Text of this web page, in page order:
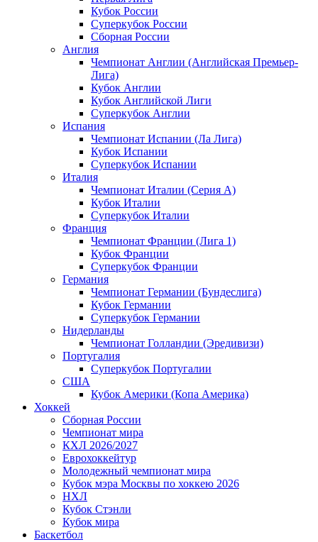
Кубок России
Суперкубок России
Сборная России
Англия
Чемпионат Англии (Английская Премьер-
Лига)
Кубок Англии
Кубок Английской Лиги
Суперкубок Англии
Испания
Чемпионат Испании (Ла Лига)
Кубок Испании
Суперкубок Испании
Италия
Чемпионат Италии (Серия А)
Кубок Италии
Суперкубок Италии
Франция
Чемпионат Франции (Лига 1)
Кубок Франции
Суперкубок Франции
Германия
Чемпионат Германии (Бундеслига)
Кубок Германии
Суперкубок Германии
Нидерланды
Чемпионат Голландии (Эредивизи)
Португалия
Суперкубок Португалии
США
Кубок Америки (Копа Америка)
Хоккей
Сборная России
Чемпионат мира
КХЛ 2026/2027
Еврохоккейтур
Молодежный чемпионат мира
Кубок мэра Москвы по хоккею 2026
НХЛ
Кубок Стэнли
Кубок мира
Баскетбол